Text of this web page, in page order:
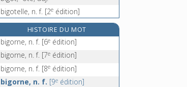
bigotelle, n. f. [2e édition]
bigotère, n. f.[2eédition]
bigoterie, n. f.
bigotisme, n. m. [7 édition]
bigouden, -ène, adj. et n. f.
bigoudi, n. m.
HISTOIRE DU MOT
bigorne, n. f. [6e édition]
bigorne, n. f. [7e édition]
bigorne, n. f. [8e édition]
bigorne, n. f. [9e édition]